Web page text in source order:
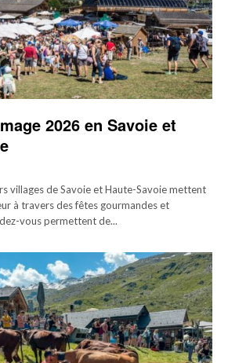
2026 en Savoie et
villages de Savoie et Haute-Savoie mettent
à travers des fêtes gourmandes et
vous permettent de...